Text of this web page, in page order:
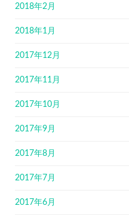
2018年2月
2018年1月
2017年12月
2017年11月
2017年10月
2017年9月
2017年8月
2017年7月
2017年6月